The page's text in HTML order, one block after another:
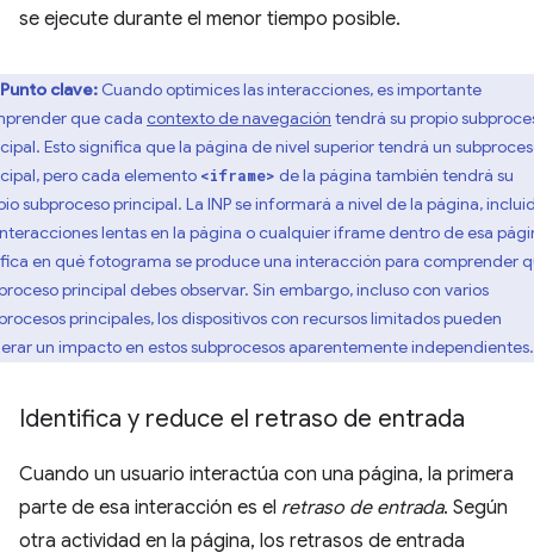
se ejecute durante el menor tiempo posible.
Punto clave: Cuando optimices las interacciones, es importante
que cada contexto de navegación tendrá su propio
Esto significa que la página de nivel superior tendrá un
pero cada elemento <iframe> de la página también tendrá su
subproceso principal. La INP se informará a nivel de la página,
lentas en la página o cualquier iframe dentro de esa
en qué fotograma se produce una interacción para comprender
principal debes observar. Sin embargo, incluso con varios
principales, los dispositivos con recursos limitados pueden
un impacto en estos subprocesos aparentemente independientes.
Identifica y reduce el retraso de entrada
Cuando un usuario interactúa con una página, la primera
parte de esa interacción es el retraso de entrada. Según
otra actividad en la página, los retrasos de entrada